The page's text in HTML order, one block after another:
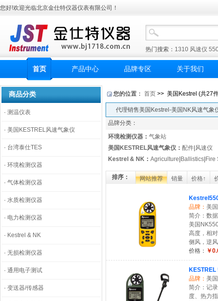
您好!欢迎光临北京金仕特仪器仪表有限公司！
热门搜索： 1310 风速仪
首页 产品中心 品牌专区 关于我们
商品分类
· 测温仪表
· 美国KESTREL风速气象仪
· 台湾泰仕TES
· 环境检测仪器
· 气体检测仪器
· 水质检测仪器
· 电力检测仪器
· Kestrel & NK
· 无损检测仪器
· 通用电子测试
· 变送器/传感器
您的位置： 首页 >> 美国Kestrel (共27
代理销售美国Kestrel-美国NK风速气象
品牌分类：
环境检测仪器 ： 气象站
美国KESTREL风速气象仪 ： 配件 风速仪
Kestrel & NK ： Agriculture Ballistics Fire
排序： 网站推荐 销量 价格↑
品牌： 美
简介：数
美国
高度，相
侧风，逆
价格： ￥
品牌： 美
简介：记
度、热力